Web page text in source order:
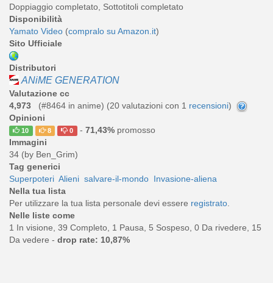
Doppiaggio completato, Sottotitoli completato
Disponibilità
Yamato Video (compralo su Amazon.it)
Sito Ufficiale
Distributori
ANiME GENERATION
Valutazione cc
4,973
(#8464 in anime) (20 valutazioni con 1 recensioni)
Opinioni
10 8 0 - 71,43%promosso
Immagini
34 (by Ben_Grim)
Tag generici
Superpoteri Alieni salvare-il-mondo Invasione-aliena
Nella tua lista
Per utilizzare la tua lista personale devi essere registrato.
Nelle liste come
1 In visione, 39 Completo, 1 Pausa, 5 Sospeso, 0 Da rivedere, 15
Da vedere - drop rate: 10,87%